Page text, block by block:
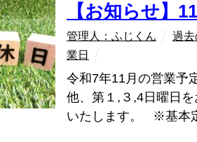
【お知らせ】
管理人：ふじくん 過
業日
令和7年11月の営業
他、第１,３,4日曜日
いたします。 ※基本